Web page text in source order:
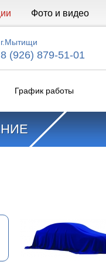
Фото и видео
г.Мытищи
8 (926) 879-51-01
График работы